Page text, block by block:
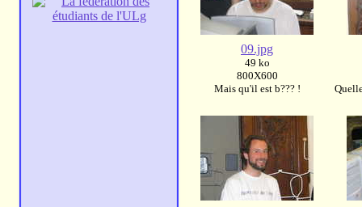
09.jpg
49 ko
800X600
Mais qu'il est b??? !